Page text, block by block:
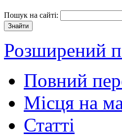
Пошук на сайті:
Розширений
Повний
Місця на
Статті